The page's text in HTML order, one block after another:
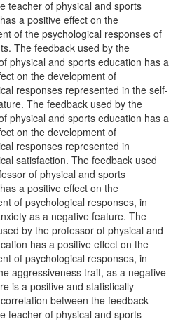
teacher of physical and sports
a positive effect on the
of the psychological responses of
The feedback used by the
physical and sports education has a
on the development of
responses represented in the self-
The feedback used by the
physical and sports education has a
on the development of
responses represented in
satisfaction. The feedback used
of physical and sports
a positive effect on the
of psychological responses, in
as a negative feature. The
by the professor of physical and
has a positive effect on the
of psychological responses, in
aggressiveness trait, as a negative
is a positive and statistically
between the feedback
teacher of physical and sports